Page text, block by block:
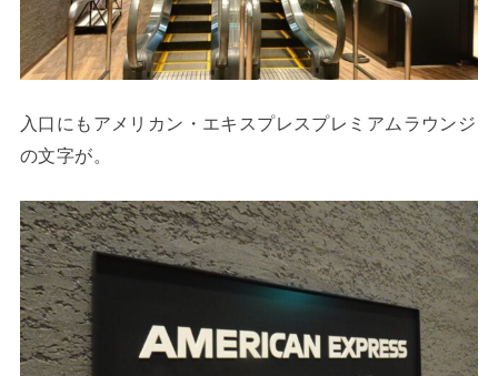
入口にもアメリカン・エキスプレスプレミアムラウンジ
の文字が。